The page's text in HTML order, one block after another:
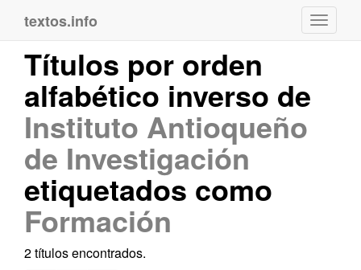
textos.info
Títulos por orden
alfabético inverso de
Instituto Antioqueño
de Investigación
etiquetados como
Formación
2 títulos encontrados.